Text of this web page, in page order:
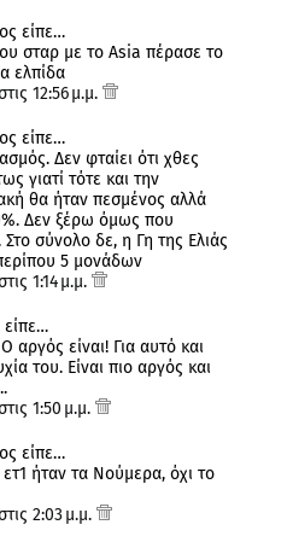
είπε…
σταρ με το Asia πέρασε το
ελπίδα
12:56 μ.μ.
είπε…
Δεν φταίει ότι χθες
γιατί τότε και την
θα ήταν πεσμένος αλλά
Δεν ξέρω όμως που
σύνολο δε, η Γη της Ελιάς
5 μονάδων
1:14 μ.μ.
είπε…
είναι! Για αυτό και
του. Είναι πιο αργός και
1:50 μ.μ.
είπε…
ήταν τα Νούμερα, όχι το
2:03 μ.μ.